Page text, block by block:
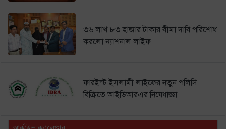
৩৬ লাখ ৮৩ হাজার টাকার বীমা দাবি পরিশোধ
করলো ন্যাশনাল লাইফ
ফারইস্ট ইসলামী লাইফের নতুন পলিসি
বিক্রিতে আইডিআরএর নিষেধাজ্ঞা